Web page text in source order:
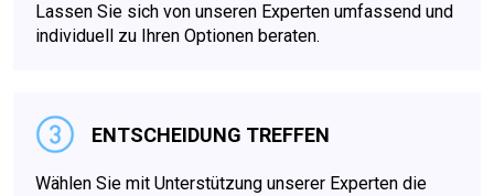
Lassen Sie sich von unseren Experten umfassend und
individuell zu Ihren Optionen beraten.
ENTSCHEIDUNG TREFFEN
Wählen Sie mit Unterstützung unserer Experten die